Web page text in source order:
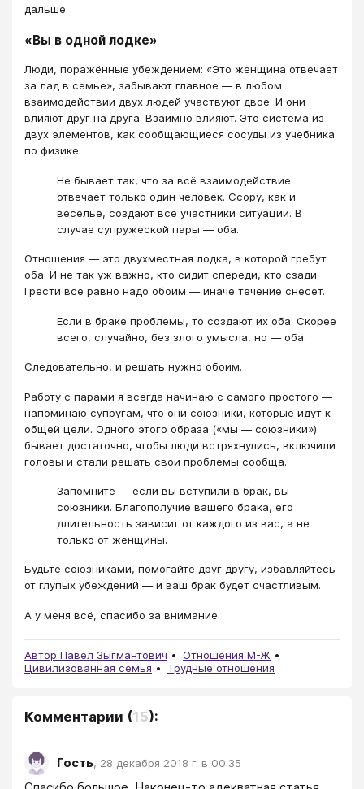
дальше.
«Вы в одной лодке»
Люди, поражённые убеждением: «Это женщина отвечает
за лад в семье», забывают главное — в любом
взаимодействии двух людей участвуют двое. И они
влияют друг на друга. Взаимно влияют. Это система из
двух элементов, как сообщающиеся сосуды из учебника
по физике.
Не бывает так, что за всё взаимодействие
отвечает только один человек. Ссору, как и
веселье, создают все участники ситуации. В
случае супружеской пары — оба.
Отношения — это двухместная лодка, в которой гребут
оба. И не так уж важно, кто сидит спереди, кто сзади.
Грести всё равно надо обоим — иначе течение снесёт.
Если в браке проблемы, то создают их оба. Скорее
всего, случайно, без злого умысла, но — оба.
Следовательно, и решать нужно обоим.
Работу с парами я всегда начинаю с самого простого —
напоминаю супругам, что они союзники, которые идут к
общей цели. Одного этого образа («мы — союзники»)
бывает достаточно, чтобы люди встряхнулись, включили
головы и стали решать свои проблемы сообща.
Запомните — если вы вступили в брак, вы
союзники. Благополучие вашего брака, его
длительность зависит от каждого из вас, а не
только от женщины.
Будьте союзниками, помогайте друг другу, избавляйтесь
от глупых убеждений — и ваш брак будет счастливым.
А у меня всё, спасибо за внимание.
Автор Павел Зыгмантович
Отношения М-Ж
Цивилизованная семья
Трудные отношения
Комментарии (15):
Гость, 28 декабря 2018 г. в 00:35